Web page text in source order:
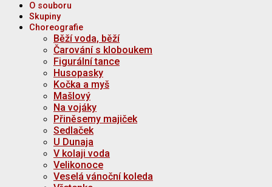
O souboru
Skupiny
Choreografie
Běží voda, běží
Čarování s kloboukem
Figurální tance
Husopasky
Kočka a myš
Mašlový
Na vojáky
Přiněsemy majiček
Sedlaček
U Dunaja
V kolaji voda
Velikonoce
Veselá vánoční koleda